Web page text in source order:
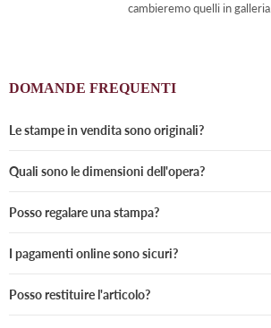
cambieremo quelli in galleria.
DOMANDE FREQUENTI
Le stampe in vendita sono originali?
Quali sono le dimensioni dell'opera?
Posso regalare una stampa?
I pagamenti online sono sicuri?
Posso restituire l'articolo?